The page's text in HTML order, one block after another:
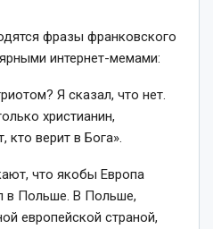
фразы франковского
интернет-мемами:
Я сказал, что нет.
христианин,
кто верит в Бога».
что якобы Европа
в Польше. В Польше,
европейской страной,